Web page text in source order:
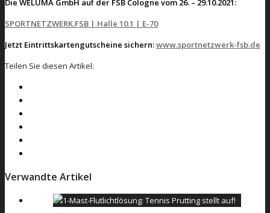
Die WELUMA GmbH auf der FSB Cologne vom 26. – 29.10.2021:
SPORTNETZWERK.FSB | Halle 10.1 | E-70
Jetzt Eintrittskartengutscheine sichern:www.sportnetzwerk-fsb.de
Teilen Sie diesen Artikel:
Verwandte Artikel